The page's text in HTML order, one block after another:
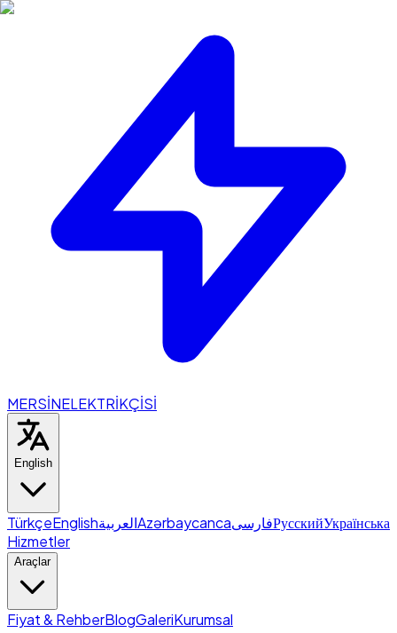
MERSİNELEKTRİKÇİSİ
English
TürkçeEnglishالعربيةAzərbaycancaفارسیРусскийУкраїнська
Hizmetler
Araçlar
Fiyat & RehberBlogGaleriKurumsal